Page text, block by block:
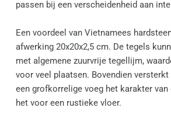
passen bij een verscheidenheid aan
Een voordeel van Vietnamees
afwerking 20x20x2,5 cm. De tegels
met algemene zuurvrije tegellijm,
voor veel plaatsen. Bovendien
een grofkorrelige voeg het karakter
het voor een rustieke vloer.